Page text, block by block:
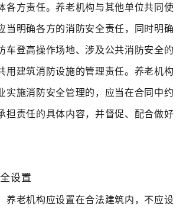
各方责任。养老机构与其他单位共同使
当明确各方的消防安全责任，同时明确
车登高操作场地、涉及公共消防安全的
用建筑消防设施的管理责任。养老机构
实施消防安全管理的，应当在合同中约
担责任的具体内容，并督促、配合做好
设置
养老机构应设置在合法建筑内，不应设